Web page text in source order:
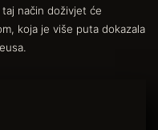
način doživjet će
koja je više puta dokazala